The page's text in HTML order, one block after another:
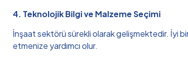
4. Teknolojik Bilgi ve Malzeme Seçimi
İnşaat sektörü sürekli olarak gelişmektedir. İyi
etmenize yardımcı olur.